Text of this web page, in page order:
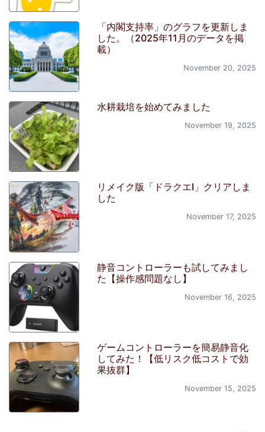
「内閣支持率」のグラフを更新しま
した。（2025年11月のデータを掲
載）
November 20, 2025
水耕栽培を始めてみました
November 19, 2025
リメイク版「ドラクエI」クリアしま
した
November 17, 2025
静音コントローラーも試してみまし
た【操作感問題なし】
November 16, 2025
ゲームコントローラーを簡易静音化
してみた！【低リスク低コストで効
果抜群】
November 15, 2025